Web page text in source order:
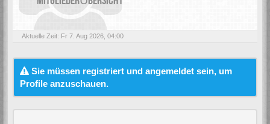
Aktuelle Zeit: Fr 7. Aug 2026, 04:00
Sie müssen registriert und angemeldet sein, um
Profile anzuschauen.